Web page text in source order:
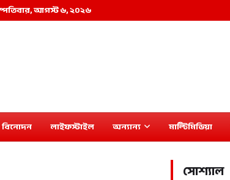
আগস্ট ৬, ২০২৬
বিনোদন লাইফস্টাইল অন্যান্য মাল্টিমিডিয়া
সোশ্যাল